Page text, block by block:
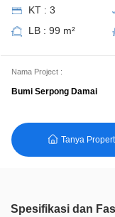
KT : 3
LB : 99 m²
Nama Project :
Bumi Serpong Damai
Tanya
Spesifikasi dan